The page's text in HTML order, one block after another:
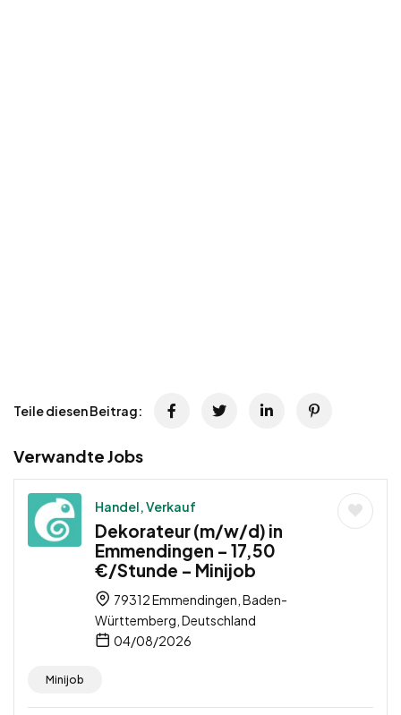
Teile diesen Beitrag:
Verwandte Jobs
Handel, Verkauf
Dekorateur (m/w/d) in
Emmendingen – 17,50
€/Stunde – Minijob
79312 Emmendingen, Baden-
Württemberg, Deutschland
04/08/2026
Minijob